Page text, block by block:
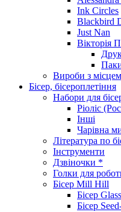
Ink Circles
Blackbird
Just Nan
Вікторія
Вироби з
Бісер, бісероплетіння
Набори для
Ріоліс
Інші
Чарівна
Література по
Інструменти
Дзвіночки *
Голки для
Бісер Mill Hill
Бісер
Бісер